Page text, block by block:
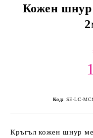
Кожен шнур
Код: SE-LC-
Кръгъл кожен шнур